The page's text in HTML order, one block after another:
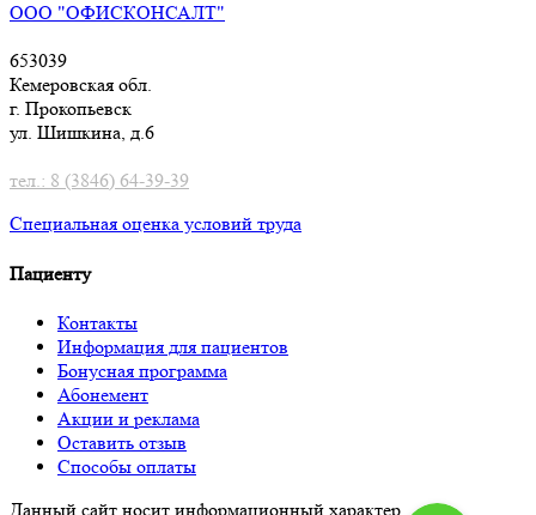
ООО "ОФИСКОНСАЛТ"
653039
Кемеровская обл.
г. Прокопьевск
ул. Шишкина, д.6
тел.: 8 (3846) 64-39-39
Специальная оценка условий труда
Пациенту
Контакты
Информация для пациентов
Бонусная программа
Абонемент
Акции и реклама
Оставить отзыв
Способы оплаты
Данный сайт носит информационный характер.